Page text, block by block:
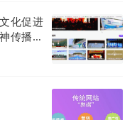
化促进
传播加